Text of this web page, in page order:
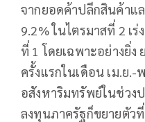
จากยอดค้าปลีกสินค้าแ
9.2% ในไตรมาสที่ 2 เ
ที่ 1 โดยเฉพาะอย่างยิ่
ครั้งแรกในเดือน เม.ย
อสังหาริมทรัพย์ในช่วง
ลงทุนภาครัฐก็ขยายตัวที่